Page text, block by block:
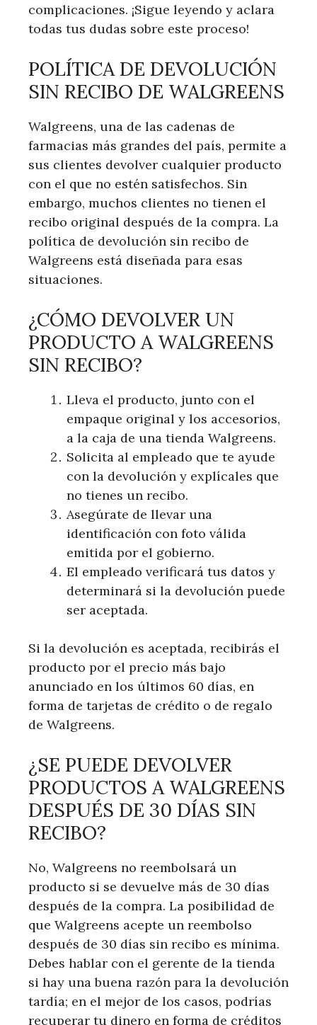
complicaciones.​ ¡Sigue leyendo y ‌aclara
todas tus dudas⁢ sobre este proceso!
POLÍTICA DE DEVOLUCIÓN
SIN⁢ RECIBO DE WALGREENS
Walgreens,‌ una de⁢ las cadenas de
farmacias ‍más grandes del país, permite a
sus clientes‌ devolver cualquier producto
con el⁣ que no estén satisfechos. Sin
embargo, muchos clientes no tienen el
recibo ​original después‍ de la compra. La
política de devolución sin recibo de
Walgreens​ está diseñada para esas
situaciones.
¿CÓMO DEVOLVER UN⁤
PRODUCTO A WALGREENS⁢
SIN RECIBO?
Lleva el ⁤producto, junto con el
‍empaque original y los accesorios,
‌a la caja de una tienda Walgreens.
Solicita‍ al empleado que te ayude
con la devolución y explícales que
no tienes un ‌recibo.
Asegúrate de llevar una
identificación​ con foto ⁣válida
emitida por el gobierno.
El empleado verificará tus⁢ datos y
determinará si la devolución puede
ser aceptada.
Si la devolución ⁤es aceptada, recibirás el
producto ‌por el precio más bajo
anunciado en los últimos 60 ​días, en
‌forma⁣ de tarjetas de crédito o de regalo
de Walgreens.
¿SE ‌PUEDE DEVOLVER
PRODUCTOS A WALGREENS
‌DESPUÉS DE 30 DÍAS SIN
RECIBO?
No, Walgreens no ⁤reembolsará un
producto si se devuelve ‍más ⁢de 30 días
después de la compra.⁤ La posibilidad​ de
que ⁣Walgreens acepte ⁢un reembolso
después de 30 días sin recibo es mínima.
Debes ⁤hablar con el gerente de la tienda
si hay una ⁣buena razón para la devolución
⁤tardía; en el mejor⁤ de los casos, podrías
recuperar tu dinero en forma de créditos